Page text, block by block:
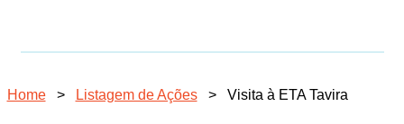
Home > Listagem de Ações > Visita à ETA Tavira